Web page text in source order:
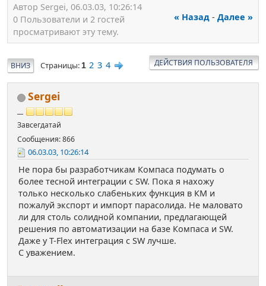
Автор Sergei, 06.03.03, 10:26:14
« Назад - Далее »
0 Пользователи и 2 гостей
просматривают эту тему.
ВНИЗ Страницы 1 2 3 4 ДЕЙСТВИЯ ПОЛЬЗОВАТЕЛЯ
Sergei
Завсегдатай
Сообщения: 866
06.03.03, 10:26:14
Не пора бы разработчикам Компаса подумать о
более тесной интеграции с SW. Пока я нахожу
только несколько слабеньких функция в КМ и
пожалуй экспорт и импорт парасолида. Не маловато
ли для столь солидной компании, предлагающей
решения по автоматизации на базе Компаса и SW.
Даже у T-Flex интеграция с SW лучше.
С уважением.